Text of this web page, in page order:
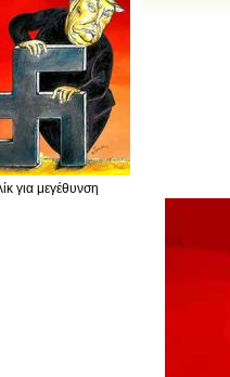
για μεγέθυνση